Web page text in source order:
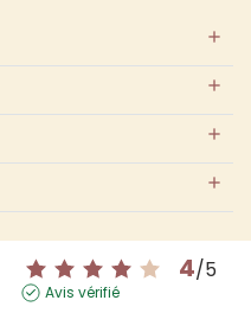
4/5
Avis vérifié